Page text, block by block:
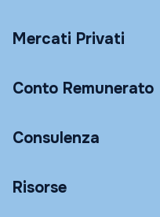
Mercati Privati
Conto Remunerato
Consulenza
Risorse